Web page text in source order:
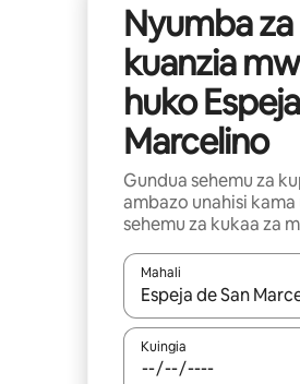
Nyumba
kuanzia
huko
Marcelino
Gundua sehemu za
ambazo unahisi
sehemu za kukaa za
Mahali
Wakati matokeo
Kuingia